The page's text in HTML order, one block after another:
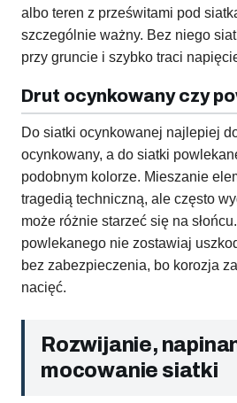
albo teren z prześwitami pod
szczególnie ważny. Bez niego
przy gruncie i szybko traci
Drut ocynkowany czy
Do siatki ocynkowanej najlepiej
ocynkowany, a do siatki
podobnym kolorze. Mieszanie
tragedią techniczną, ale często
może różnie starzeć się na
powlekanego nie zostawiaj
bez zabezpieczenia, bo korozja
nacięć.
Rozwijanie,
mocowanie siatki